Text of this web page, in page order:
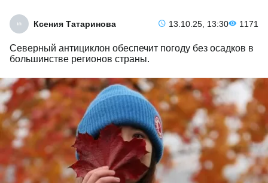
Ксения Татаринова 13.10.25, 13:30 1171
Северный антициклон обеспечит погоду без осадков в
большинстве регионов страны.